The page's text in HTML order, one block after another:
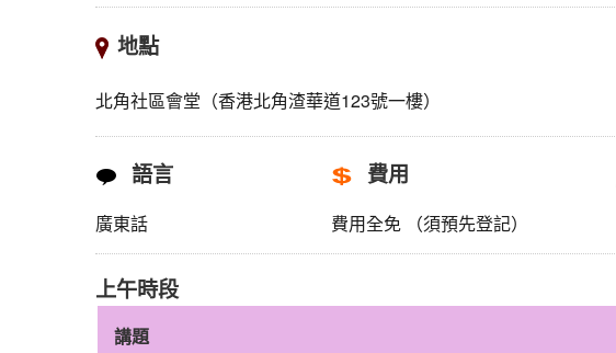
地點
北角社區會堂（香港北角渣華道123號一樓）
語言
廣東話
費用
費用全免 （須預先登記）
上午時段
講題